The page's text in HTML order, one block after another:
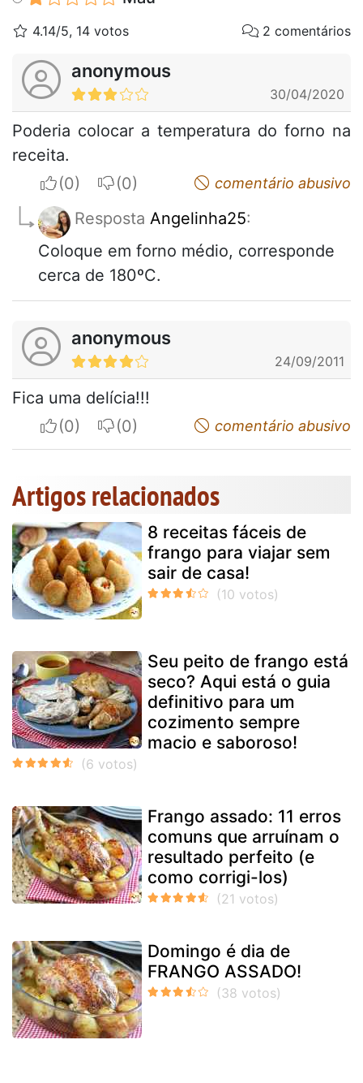
4.14/5, 14 votos 2 comentários
anonymous
30/04/2020
Poderia colocar a temperatura do forno na
receita.
I apreciateI do not appreciatecomentário abusivo
Resposta Angelinha25:
Coloque em forno médio, corresponde
cerca de 180ºC.
anonymous
24/09/2011
Fica uma delícia!!!
I apreciateI do not appreciatecomentário abusivo
Artigos relacionados
8 receitas fáceis de
frango para viajar sem
sair de casa!
Seu peito de frango está
seco? Aqui está o guia
definitivo para um
cozimento sempre
macio e saboroso!
Frango assado: 11 erros
comuns que arruínam o
resultado perfeito (e
como corrigi-los)
Domingo é dia de
FRANGO ASSADO!